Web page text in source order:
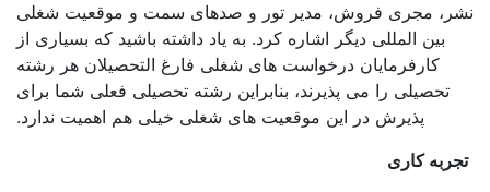
مجری فروش، مدیر تور و صدهای سمت و موقعیت شغلی
بین المللی دیگر اشاره کرد. به یاد داشته باشید که بسیاری از
کارفرمایان درخواست های شغلی فارغ التحصیلان هر رشته
تحصیلی را می پذیرند، بنابراین رشته تحصیلی فعلی شما برای
پذیرش در این موقعیت های شغلی خیلی هم اهمیت ندارد.
کاری